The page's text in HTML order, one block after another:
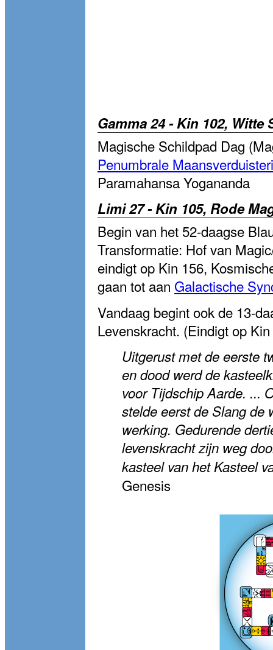
Gamma 24 - Kin 102, Witte
Magische Schildpad Dag
Penumbrale
Paramahansa Yogananda
Limi 27 - Kin 105, Rode
Begin van het 52-daagse
Transformatie: Hof van
eindigt op Kin 156,
gaan tot aan Galactische
Vandaag begint ook de 13-
Levenskracht. (Eindigt op
Uitgerust met de eerste
en dood werd de
voor Tijdschip Aarde. ...
stelde eerst de Slang de
werking. Gedurende
levenskracht zijn weg
kasteel vanhet Kasteel
Genesis